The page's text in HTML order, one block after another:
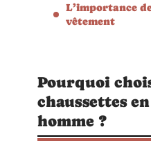
L’importance
vêtement
Pourquoi
chaussettes
homme ?